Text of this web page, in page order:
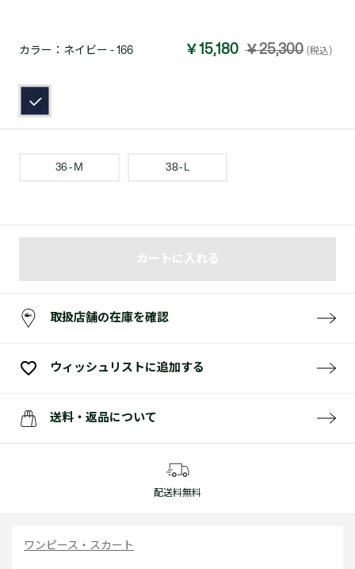
カラー： ネイビー - 166 ￥15,180 ￥25,300 (税込)
36 - M 38 - L
カートに入れる
取扱店舗の在庫を確認
ウィッシュリストに追加する
送料・返品について
配送料無料
ワンピース・スカート